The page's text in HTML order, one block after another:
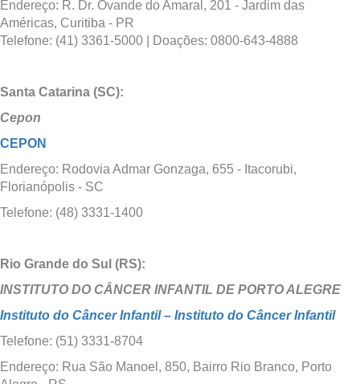
Endereço: R. Dr. Ovande do Amaral, 201 - Jardim das
Américas, Curitiba - PR
Telefone: (41) 3361-5000 | Doações: 0800-643-4888
Santa Catarina (SC):
Cepon
CEPON
Endereço: Rodovia Admar Gonzaga, 655 - Itacorubi,
Florianópolis - SC
Telefone: (48) 3331-1400
Rio Grande do Sul (RS):
INSTITUTO DO CÂNCER INFANTIL DE PORTO ALEGRE
Instituto do Câncer Infantil – Instituto do Câncer Infantil
Telefone: (51) 3331-8704
Endereço: Rua São Manoel, 850, Bairro Rio Branco, Porto